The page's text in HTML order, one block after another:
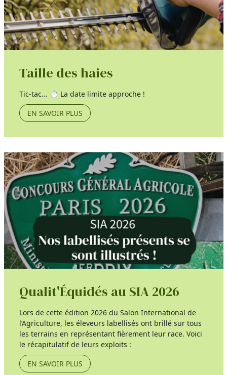
Taille des haies
Tic-tac... ⏱️ La date limite approche !
EN SAVOIR PLUS
Qualit'Équidés au SIA 2026
Lors de cette édition 2026 du Salon International de
l’Agriculture, les éleveurs labellisés ont brillé sur tous
les terrains en représentant fièrement leur race. Voici
le récapitulatif de leurs exploits :
EN SAVOIR PLUS